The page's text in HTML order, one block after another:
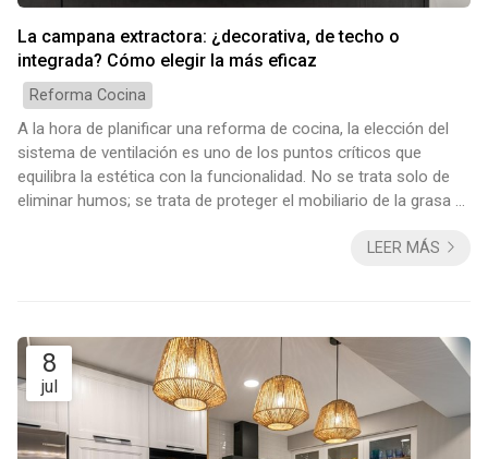
La campana extractora: ¿decorativa, de techo o
integrada? Cómo elegir la más eficaz
Reforma Cocina
A la hora de planificar una reforma de cocina, la elección del
sistema de ventilación es uno de los puntos críticos que
equilibra la estética con la funcionalidad. No se trata solo de
eliminar humos; se trata de proteger el mobiliario de la grasa y
reformas en Vigo, sabemos que cada hogar requiere una
LEER MÁS
8
jul